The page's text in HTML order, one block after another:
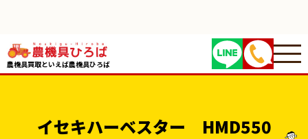
農機具買取といえば農機具ひろば
イセキハーベスター HMD550